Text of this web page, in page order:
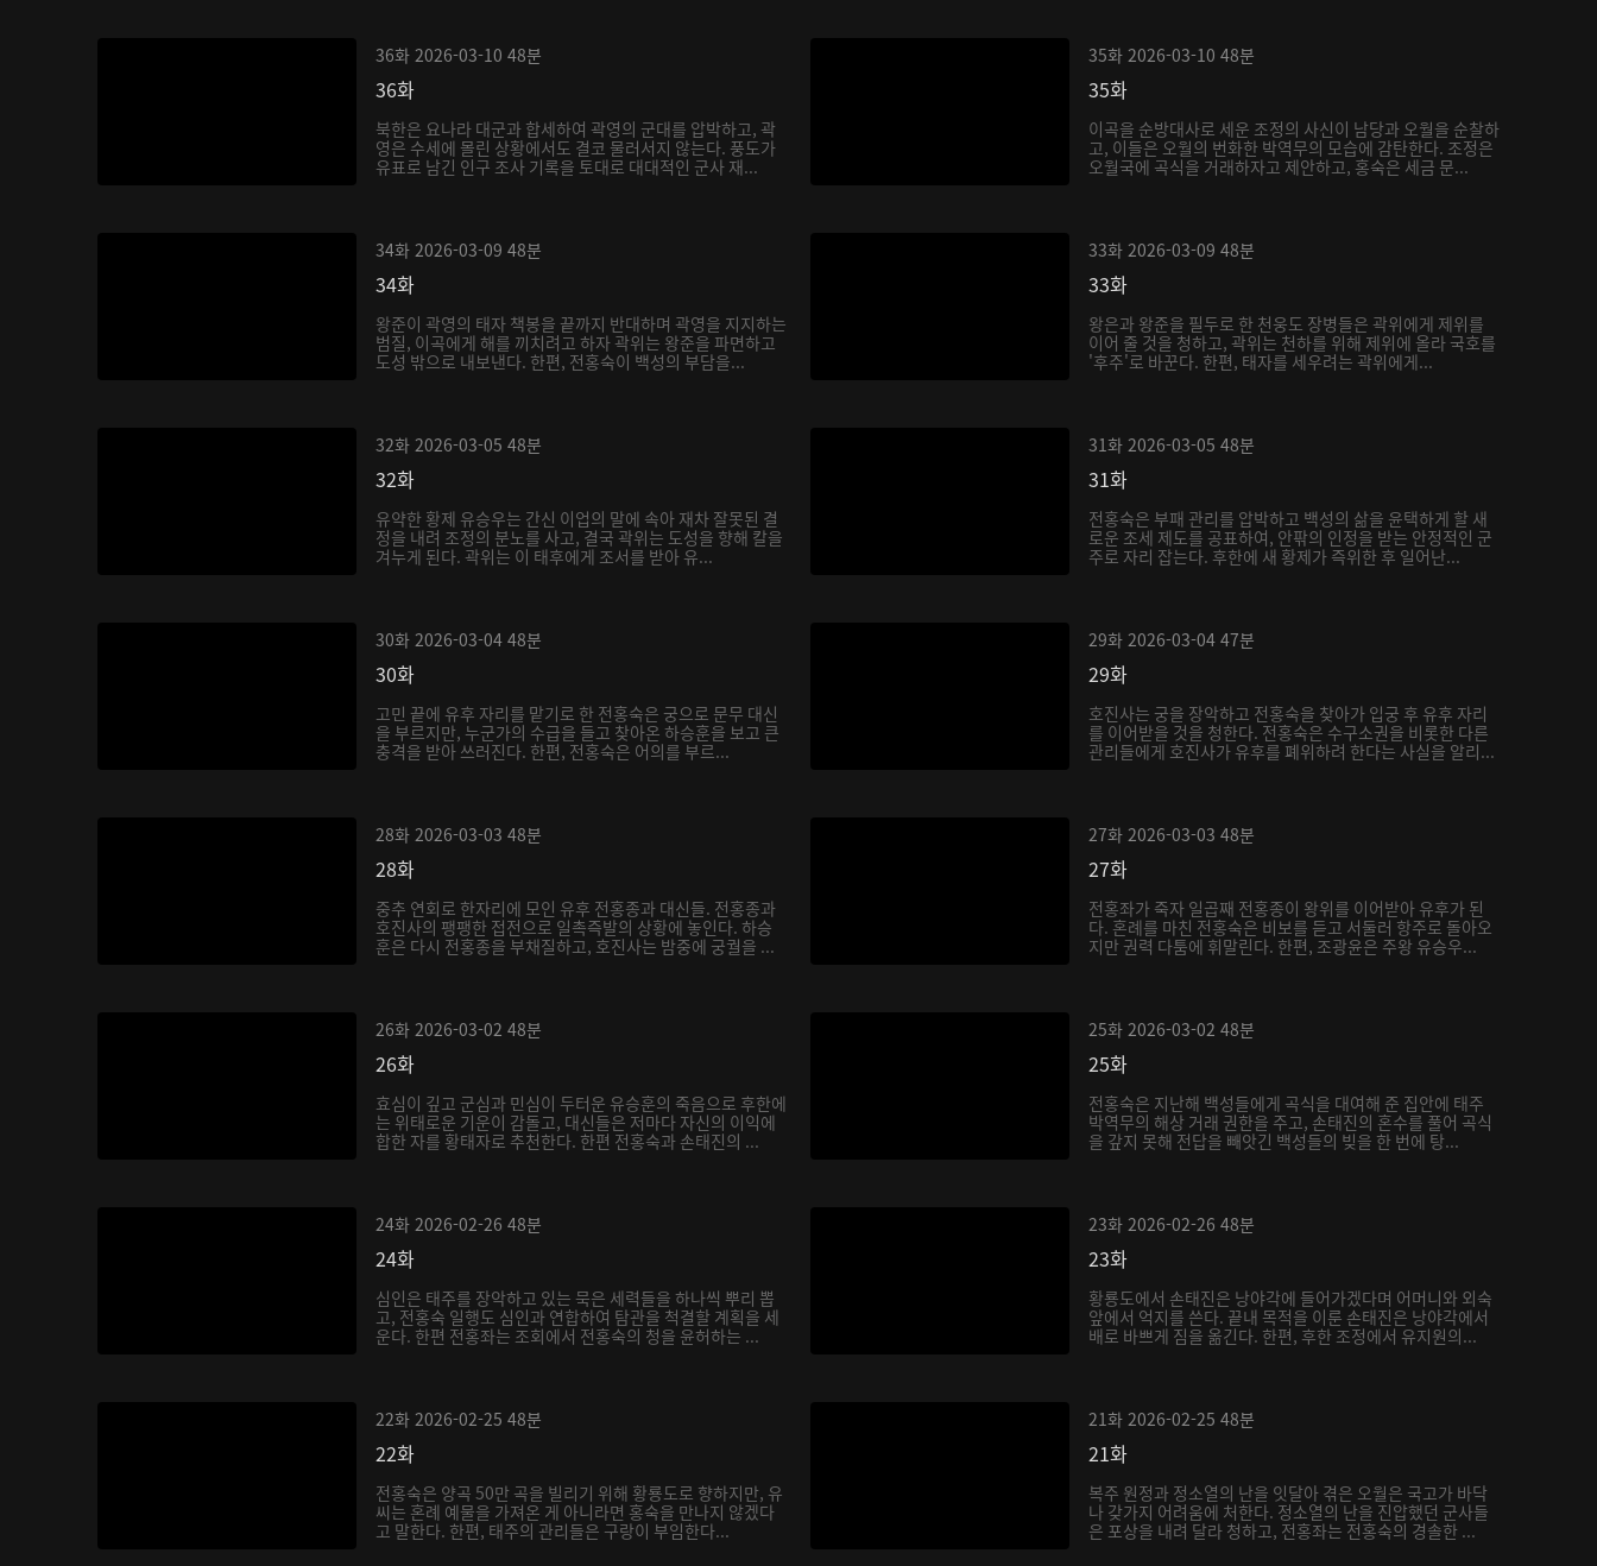
36화 2026-03-10 48분
36화
북한은 요나라 대군과 합세하여 곽영의 군대를 압박하고, 곽
영은 수세에 몰린 상황에서도 결코 물러서지 않는다. 풍도가
유표로 남긴 인구 조사 기록을 토대로 대대적인 군사 재...
35화 2026-03-10 48분
35화
이곡을 순방대사로 세운 조정의 사신이 남당과 오월을 순찰하
고, 이들은 오월의 번화한 박역무의 모습에 감탄한다. 조정은
오월국에 곡식을 거래하자고 제안하고, 홍숙은 세금 문...
34화 2026-03-09 48분
34화
왕준이 곽영의 태자 책봉을 끝까지 반대하며 곽영을 지지하는
범질, 이곡에게 해를 끼치려고 하자 곽위는 왕준을 파면하고
도성 밖으로 내보낸다. 한편, 전홍숙이 백성의 부담을...
33화 2026-03-09 48분
33화
왕은과 왕준을 필두로 한 천웅도 장병들은 곽위에게 제위를
이어 줄 것을 청하고, 곽위는 천하를 위해 제위에 올라 국호를
'후주'로 바꾼다. 한편, 태자를 세우려는 곽위에게...
32화 2026-03-05 48분
32화
유약한 황제 유승우는 간신 이업의 말에 속아 재차 잘못된 결
정을 내려 조정의 분노를 사고, 결국 곽위는 도성을 향해 칼을
겨누게 된다. 곽위는 이 태후에게 조서를 받아 유...
31화 2026-03-05 48분
31화
전홍숙은 부패 관리를 압박하고 백성의 삶을 윤택하게 할 새
로운 조세 제도를 공표하여, 안팎의 인정을 받는 안정적인 군
주로 자리 잡는다. 후한에 새 황제가 즉위한 후 일어난...
30화 2026-03-04 48분
30화
고민 끝에 유후 자리를 맡기로 한 전홍숙은 궁으로 문무 대신
을 부르지만, 누군가의 수급을 들고 찾아온 하승훈을 보고 큰
충격을 받아 쓰러진다. 한편, 전홍숙은 어의를 부르...
29화 2026-03-04 47분
29화
호진사는 궁을 장악하고 전홍숙을 찾아가 입궁 후 유후 자리
를 이어받을 것을 청한다. 전홍숙은 수구소권을 비롯한 다른
관리들에게 호진사가 유후를 폐위하려 한다는 사실을 알리...
28화 2026-03-03 48분
28화
중추 연회로 한자리에 모인 유후 전홍종과 대신들. 전홍종과
호진사의 팽팽한 접전으로 일촉즉발의 상황에 놓인다. 하승
훈은 다시 전홍종을 부채질하고, 호진사는 밤중에 궁궐을 ...
27화 2026-03-03 48분
27화
전홍좌가 죽자 일곱째 전홍종이 왕위를 이어받아 유후가 된
다. 혼례를 마친 전홍숙은 비보를 듣고 서둘러 항주로 돌아오
지만 권력 다툼에 휘말린다. 한편, 조광윤은 주왕 유승우...
26화 2026-03-02 48분
26화
효심이 깊고 군심과 민심이 두터운 유승훈의 죽음으로 후한에
는 위태로운 기운이 감돌고, 대신들은 저마다 자신의 이익에
합한 자를 황태자로 추천한다. 한편 전홍숙과 손태진의 ...
25화 2026-03-02 48분
25화
전홍숙은 지난해 백성들에게 곡식을 대여해 준 집안에 태주
박역무의 해상 거래 권한을 주고, 손태진의 혼수를 풀어 곡식
을 갚지 못해 전답을 빼앗긴 백성들의 빚을 한 번에 탕...
24화 2026-02-26 48분
24화
심인은 태주를 장악하고 있는 묵은 세력들을 하나씩 뿌리 뽑
고, 전홍숙 일행도 심인과 연합하여 탐관을 척결할 계획을 세
운다. 한편 전홍좌는 조회에서 전홍숙의 청을 윤허하는 ...
23화 2026-02-26 48분
23화
황룡도에서 손태진은 낭야각에 들어가겠다며 어머니와 외숙
앞에서 억지를 쓴다. 끝내 목적을 이룬 손태진은 낭야각에서
배로 바쁘게 짐을 옮긴다. 한편, 후한 조정에서 유지원의...
22화 2026-02-25 48분
22화
전홍숙은 양곡 50만 곡을 빌리기 위해 황룡도로 향하지만, 유
씨는 혼례 예물을 가져온 게 아니라면 홍숙을 만나지 않겠다
고 말한다. 한편, 태주의 관리들은 구랑이 부임한다...
21화 2026-02-25 48분
21화
복주 원정과 정소열의 난을 잇달아 겪은 오월은 국고가 바닥
나 갖가지 어려움에 처한다. 정소열의 난을 진압했던 군사들
은 포상을 내려 달라 청하고, 전홍좌는 전홍숙의 경솔한 ...